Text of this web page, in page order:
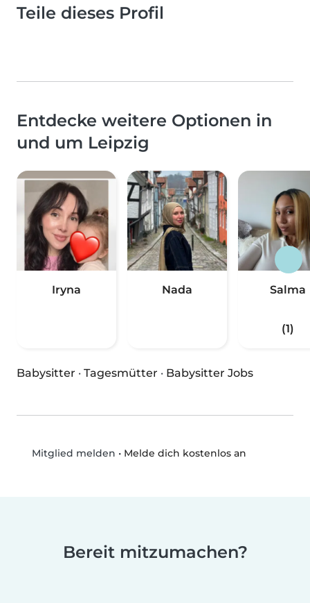
Teile dieses Profil
Entdecke weitere Optionen in
und um Leipzig
Iryna Nada Salma
(1)
Babysitter · Tagesmütter · Babysitter Jobs
Mitglied melden • Melde dich kostenlos an
Bereit mitzumachen?